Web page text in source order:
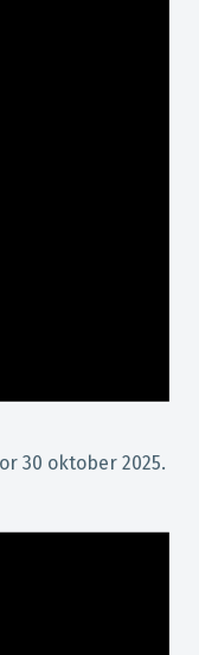
30 oktober 2025.